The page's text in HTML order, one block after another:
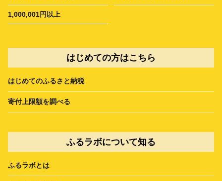
1,000,001円以上
はじめての方はこちら
はじめてのふるさと納税
寄付上限額を調べる
ふるラボについて知る
ふるラボとは